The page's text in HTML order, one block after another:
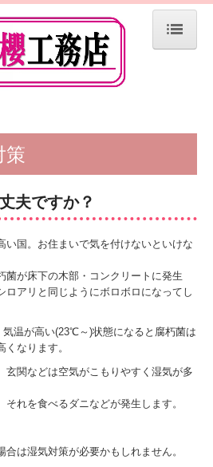
流れ
策
夫ですか？
国。 お住まいで気を付けないといけな
菌が床下の木部・コンクリートに発生
ロアリと同じようにボロボロになってし
気温が高い(23℃～)状態になると腐朽菌は
なります。
玄関などは空気がこもりやすく湿気が多
れを食べるダニなどが発生します。
は湿気対策が必要かもしれません。